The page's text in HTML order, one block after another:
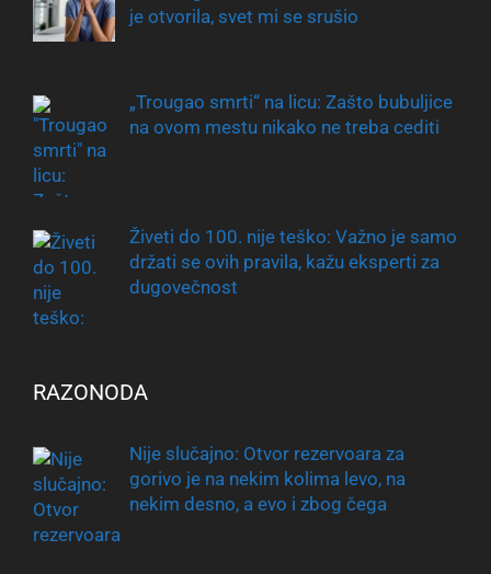
je otvorila, svet mi se srušio
„Trougao smrti“ na licu: Zašto bubuljice
na ovom mestu nikako ne treba cediti
Živeti do 100. nije teško: Važno je samo
držati se ovih pravila, kažu eksperti za
dugovečnost
RAZONODA
Nije slučajno: Otvor rezervoara za
gorivo je na nekim kolima levo, na
nekim desno, a evo i zbog čega